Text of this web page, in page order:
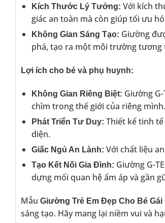
Kích Thước Lý Tưởng: Với kích
giác an toàn mà còn giúp tối ưu
Không Gian Sáng Tạo: Giường
phá, tạo ra một môi trường tương
Lợi ích cho bé và phụ huynh:
Không Gian Riêng Biệt: Giường
chìm trong thế giới của riêng mình.
Phát Triển Tư Duy: Thiết kế tinh
diện.
Giấc Ngủ An Lành: Với chất liệu
Tạo Kết Nối Gia Đình: Giường G-
dựng mối quan hệ ấm áp và gần
Mẫu Giường Trẻ Em Đẹp Cho Bé Gái
sáng tạo. Hãy mang lại niềm vui và